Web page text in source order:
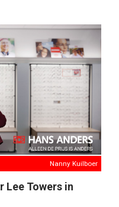
Nanny Kuilboer
Lee Towers in